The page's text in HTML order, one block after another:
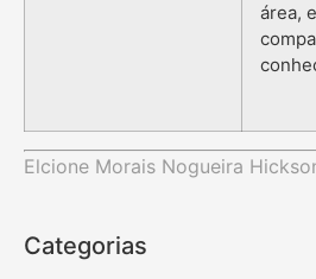
área,
Elcione Morais Nogueira
Categorias